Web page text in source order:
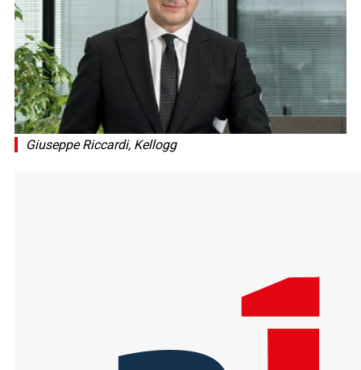
Giuseppe Riccardi, Kellogg